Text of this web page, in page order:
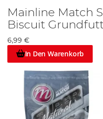
Mainline Match
Biscuit
6,99 €
In Den Warenkorb